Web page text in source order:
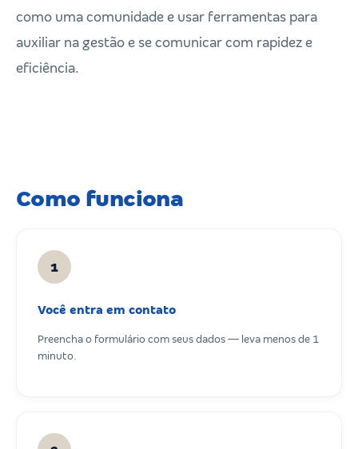
como uma comunidade e usar ferramentas para
auxiliar na gestão e se comunicar com rapidez e
eficiência.
Como funciona
1
Você entra em contato
Preencha o formulário com seus dados — leva menos de 1
minuto.